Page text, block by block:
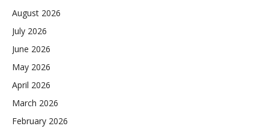
August 2026
July 2026
June 2026
May 2026
April 2026
March 2026
February 2026